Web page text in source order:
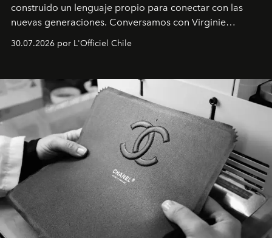
construido un lenguaje propio para conectar con las
nuevas generaciones. Conversamos con Virginie
Dubray, la responsable de marketing para
Latinoamérica, sobre identidad, cultura y el valor
30.07.2026 por L'Officiel Chile